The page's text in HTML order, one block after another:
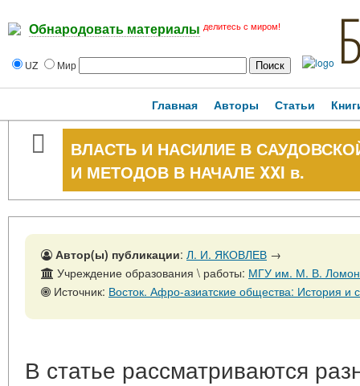
Обнародовать материалы делитесь с миром!
UZ Мир
Главная Авторы Статьи
ВЛАСТЬ И НАСИЛИЕ В
И МЕТОДОВ В НАЧАЛЕ XXI в.
Автор(ы) публикации: Л. И. ЯКОВЛЕВ →
Учреждение образования \ работы: МГУ им. М. В.
Источник: Восток. Афро-азиатские общества: История и современность, № 2,
В статье рассматриваются